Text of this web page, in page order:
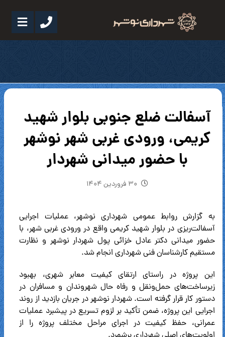
آسفالت ضلع جنوبی بلوار شهید
کریمی، ورودی غربی شهر نوشهر
با حضور میدانی شهردار
۳۰ فروردین ۱۴۰۴
به گزارش روابط عمومی شهرداری نوشهر، عملیات اجرایی
آسفالت‌ریزی در بلوار شهید کریمی واقع در ورودی غربی شهر، با
حضور میدانی دکتر عادل خزائی پول شهردار نوشهر و نظارت
مستقیم کارشناسان فنی شهرداری انجام شد.
این پروژه در راستای ارتقای کیفیت معابر شهری، بهبود
زیرساخت‌های حمل‌ونقل و رفاه حال شهروندان و مسافران در
دستور کار قرار گرفته است. شهردار نوشهر در جریان بازدید از روند
اجرایی این پروژه، ضمن تأکید بر لزوم تسریع در پیشبرد عملیات
عمرانی، حفظ کیفیت در اجرای مراحل مختلف پروژه را از